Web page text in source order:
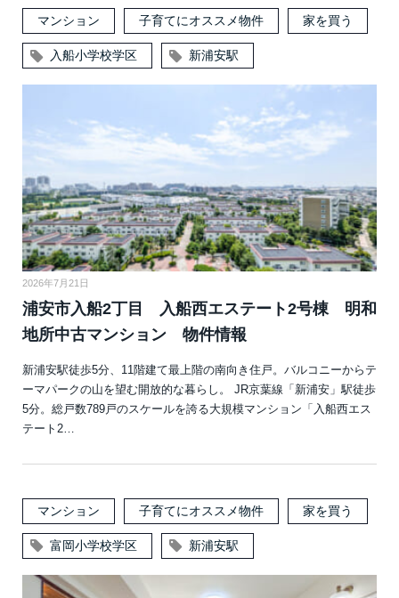
マンション 子育てにオススメ物件 家を買う
入船小学校学区 新浦安駅
2026年7月21日
浦安市入船2丁目 入船西エステート2号棟 明和
地所中古マンション 物件情報
新浦安駅徒歩5分、11階建て最上階の南向き住戸。バルコニーからテ
ーマパークの山を望む開放的な暮らし。 JR京葉線「新浦安」駅徒歩
5分。総戸数789戸のスケールを誇る大規模マンション「入船西エス
テート2…
マンション 子育てにオススメ物件 家を買う
富岡小学校学区 新浦安駅